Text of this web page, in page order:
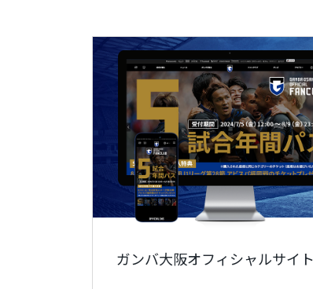
ガンバ大阪オフィシャルサイト